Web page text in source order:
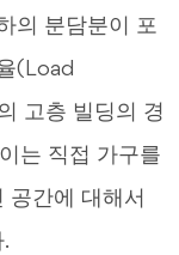
의 분담분이 포
(Load
고층 빌딩의 경
는 직접 가구를
공간에 대해서